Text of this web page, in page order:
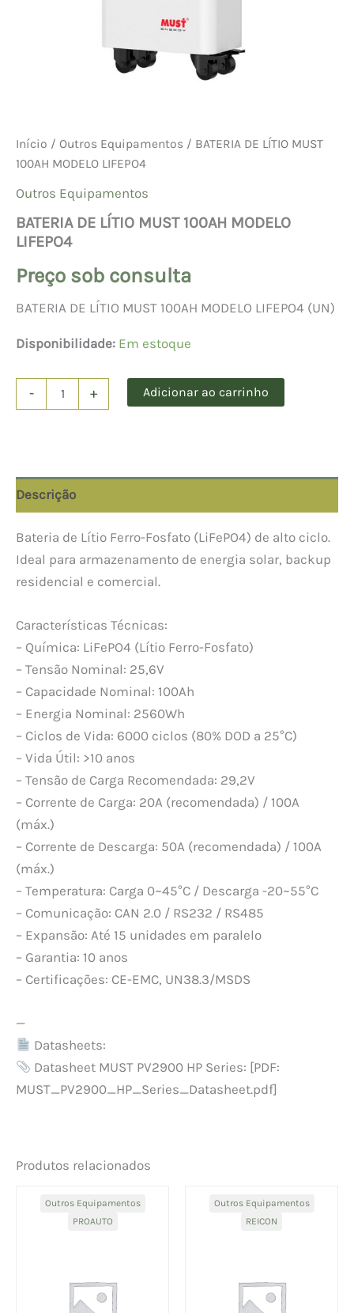
Início / Outros Equipamentos / BATERIA DE LÍTIO MUST
100AH MODELO LIFEPO4
Outros Equipamentos
BATERIA DE LÍTIO MUST 100AH MODELO
LIFEPO4
Preço sob consulta
BATERIA DE LÍTIO MUST 100AH MODELO LIFEPO4 (UN)
Disponibilidade: Em estoque
-
LIFEPO4
quantidade
+ Adicionar ao carrinho
Descrição
Bateria de Lítio Ferro-Fosfato (LiFePO4) de alto ciclo.
Ideal para armazenamento de energia solar, backup
residencial e comercial.
Características Técnicas:
– Química: LiFePO4 (Lítio Ferro-Fosfato)
– Tensão Nominal: 25,6V
– Capacidade Nominal: 100Ah
– Energia Nominal: 2560Wh
– Ciclos de Vida: 6000 ciclos (80% DOD a 25°C)
– Vida Útil: >10 anos
– Tensão de Carga Recomendada: 29,2V
– Corrente de Carga: 20A (recomendada) / 100A
(máx.)
– Corrente de Descarga: 50A (recomendada) / 100A
(máx.)
– Temperatura: Carga 0~45°C / Descarga -20~55°C
– Comunicação: CAN 2.0 / RS232 / RS485
– Expansão: Até 15 unidades em paralelo
– Garantia: 10 anos
– Certificações: CE-EMC, UN38.3/MSDS
—
Datasheets:
Datasheet MUST PV2900 HP Series: [PDF:
MUST_PV2900_HP_Series_Datasheet.pdf]
Produtos relacionados
Outros Equipamentos
PROAUTO
Outros Equipamentos
REICON